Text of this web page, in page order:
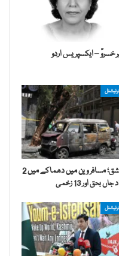
خسروؒ – ایکسپریس اردو
دمشق؛ مسافر وین میں دھماکے میں 2
جاں بحق اور 13 زخمی